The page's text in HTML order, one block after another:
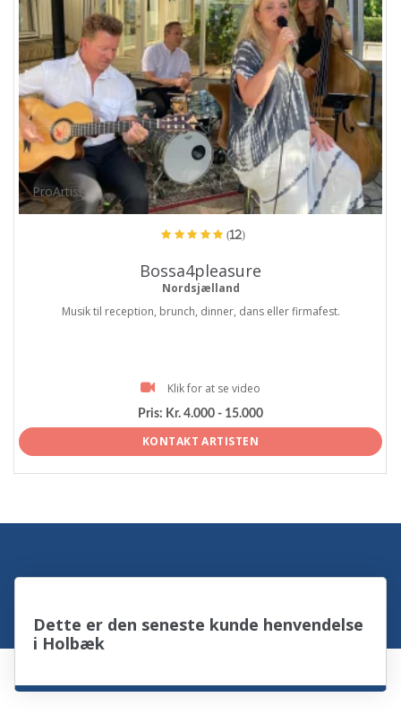
ProArtist
(12)
Bossa4pleasure
Nordsjælland
Musik til reception, brunch, dinner, dans eller firmafest.
Klik for at se video
Pris: Kr. 4.000 - 15.000
KONTAKT ARTISTEN
Dette er den seneste kunde henvendelse
i Holbæk